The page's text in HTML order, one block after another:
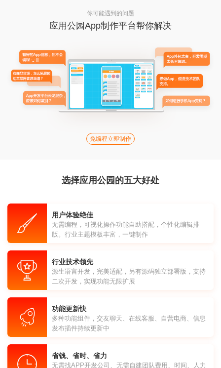
你可能遇到的问题
应用公园App制作平台帮你解决
免编程立即制作
选择应用公园的五大好处
用户体验绝佳
无需编程，可视化操作功能自助搭配，个性化编辑排
版。行业主题模板丰富，一键制作
行业技术领先
源生语言开发，完美适配，另有源码独立部署版，支持
二次开发，实现功能无限扩展
功能更新快
多种功能组件，交友聊天、在线客服、自营电商、信息
发布插件持续更新中
省钱、省时、省力
无需找APP开发公司、无需自建团队费用、时间、人力